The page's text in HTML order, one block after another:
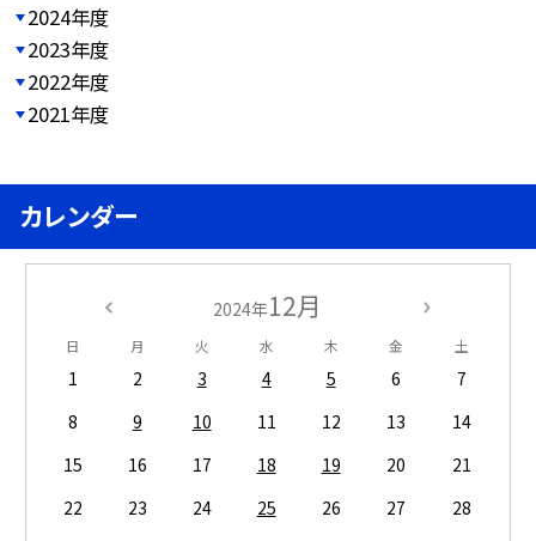
2024年度
2023年度
2022年度
2021年度
カレンダー
2024年12月
日 月 火 水 木 金 土
1 2 3 4 5 6
7
8
9 10 11 12 13
14
15
16 17 18 19 20
21
22
23 24 25 26 27
28